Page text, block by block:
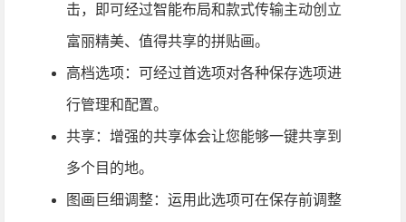
击，即可经过智能布局和款式传输主动创立
富丽精美、值得共享的拼贴画。
高档选项：可经过首选项对各种保存选项进
行管理和配置。
共享：增强的共享体会让您能够一键共享到
多个目的地。
图画巨细调整：运用此选项可在保存前调整